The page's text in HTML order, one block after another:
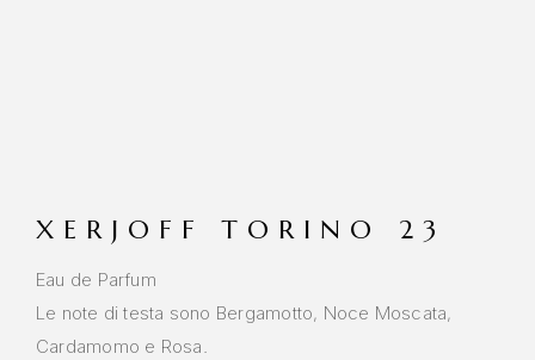
XERJOFF TORINO 23
Eau de Parfum
Le note di testa sono Bergamotto, Noce Moscata,
Cardamomo e Rosa.